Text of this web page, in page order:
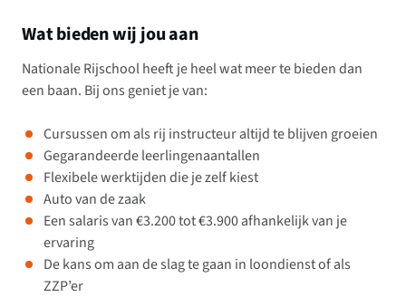
Wat bieden wij jou aan
Nationale Rijschool heeft je heel wat meer te bieden dan
een baan. Bij ons geniet je van:
Cursussen om als rij instructeur altijd te blijven groeien
Gegarandeerde leerlingenaantallen
Flexibele werktijden die je zelf kiest
Auto van de zaak
Een salaris van €3.200 tot €3.900 afhankelijk van je
ervaring
De kans om aan de slag te gaan in loondienst of als
ZZP’er